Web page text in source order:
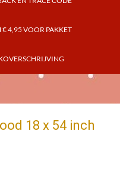
€ 4,95 VOOR PAKKET
18 x 54 inch